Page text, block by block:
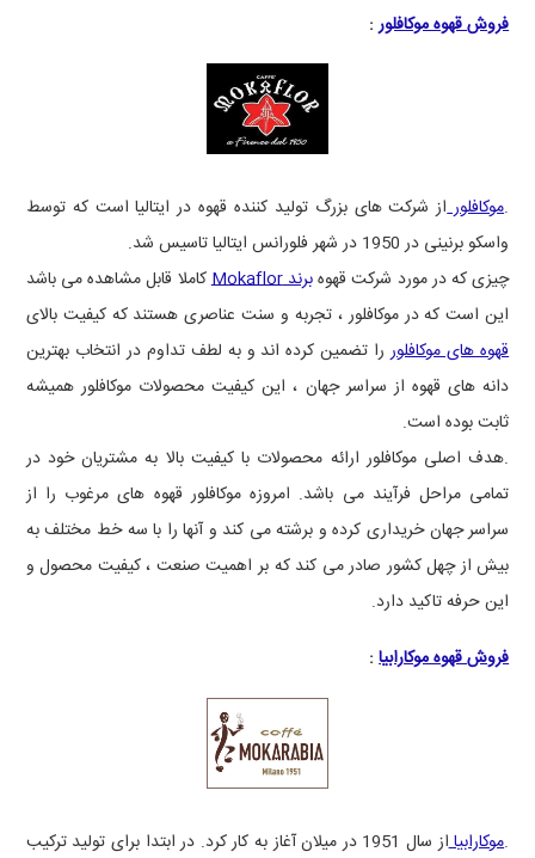
فروش قهوه موکافلور:
.موکافلوراز شرکت های بزرگ تولید کننده قهوه در ایتالیا است که توسط
واسکو برنینی در 1950 در شهر فلورانس ایتالیا تاسیس شد.
چیزی که در مورد شرکت قهوهبرند Mokaflor
کاملا قابل مشاهده می باشد
این است که در موکافلور ، تجربه و سنت عناصری هستند که کیفیت بالای
قهوه های موکافلوررا تضمین کرده اند و به لطف تداوم در انتخاب بهترین
دانه های قهوه از سراسر جهان ، این کیفیت محصولات موکافلور همیشه
ثابت بوده است.
.هدف اصلی موکافلور ارائه محصولات با کیفیت بالا به مشتریان خود در
تمامی مراحل فرآیندمی باشد. امروزه موکافلور قهوه های مرغوب را از
سراسر جهان خریداری کرده و برشته می کند و آنها را با سه خط مختلف به
بیش از چهل کشور صادر می کند که بر اهمیت صنعت ، کیفیت محصول و
این حرفه تاکید دارد.
فروش قهوه موکارابیا:
.موکارابیا
از سال 1951 در میلان آغاز به کار کرد. در ابتدا برای تولید ترکیب